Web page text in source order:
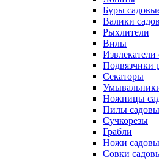
Буры
Валики
Рыхлители
Вилы
Извлекатели
Подвязчики
Секаторы
Ножницы
Пилы
Сучкорезы
Грабли
Ножи
Совки